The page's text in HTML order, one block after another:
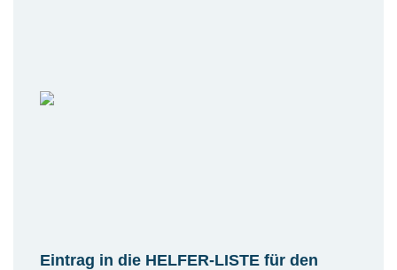
Eintrag in die HELFER-LISTE für den